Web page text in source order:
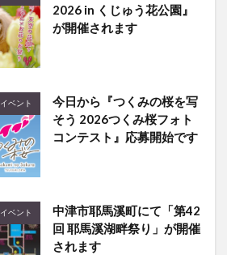
2026 in くじゅう花公園』
が開催されます
イベント
今日から『つくみの桜を写
そう 2026つくみ桜フォト
コンテスト』応募開始です
イベント
中津市耶馬溪町にて「第42
回 耶馬溪湖畔祭り」が開催
されます